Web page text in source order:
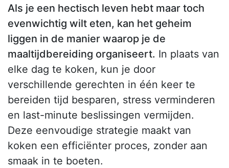
Als je een hectisch leven hebt maar toch
evenwichtig wilt eten, kan het geheim
liggen in de manier waarop je de
maaltijdbereiding organiseert. In plaats van
elke dag te koken, kun je door
verschillende gerechten in één keer te
bereiden tijd besparen, stress verminderen
en last-minute beslissingen vermijden.
Deze eenvoudige strategie maakt van
koken een efficiënter proces, zonder aan
smaak in te boeten.